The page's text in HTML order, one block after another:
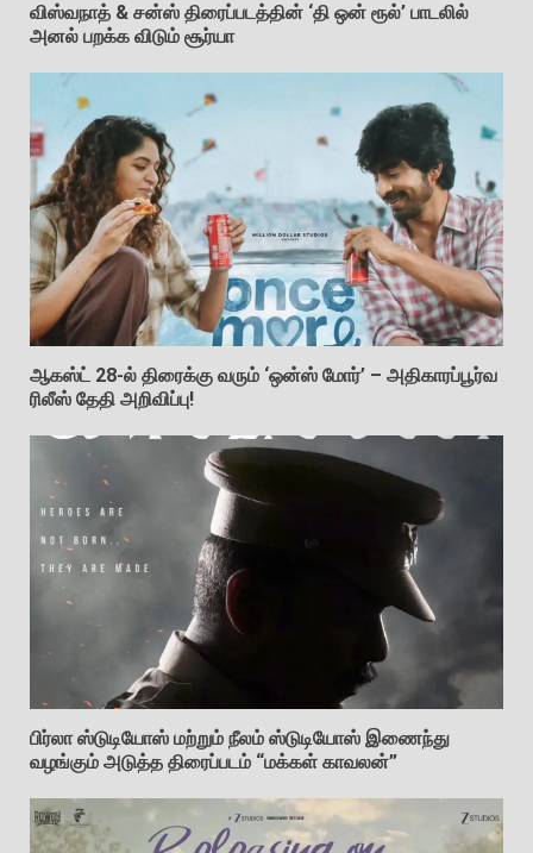
விஸ்வநாத் & சன்ஸ் திரைப்படத்தின் ‘தி ஒன் ரூல்’ பாடலில்
அனல் பறக்க விடும் சூர்யா
ஆகஸ்ட் 28-ல் திரைக்கு வரும் ‘ஒன்ஸ் மோர்’ – அதிகாரப்பூர்வ
ரிலீஸ் தேதி அறிவிப்பு!
பிர்லா ஸ்டுடியோஸ் மற்றும் நீலம் ஸ்டுடியோஸ் இணைந்து
வழங்கும் அடுத்த திரைப்படம் “மக்கள் காவலன்”